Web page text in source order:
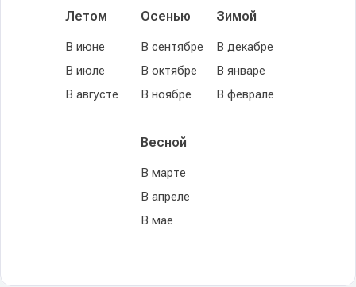
Летом
В июне
В июле
В августе
Осенью
В сентябре
В октябре
В ноябре
Зимой
В декабре
В январе
В феврале
Весной
В марте
В апреле
В мае